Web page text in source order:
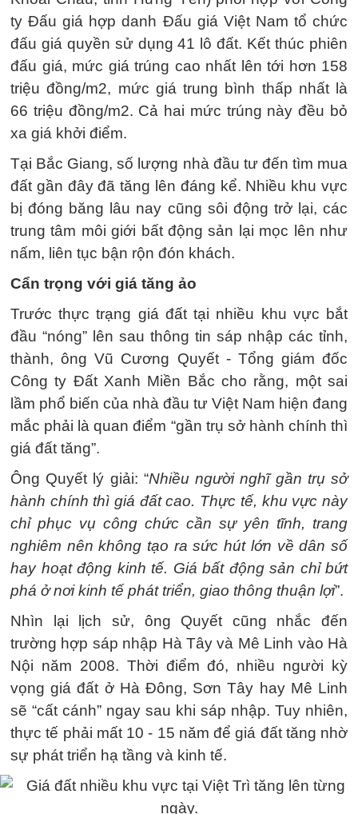
ty Đấu giá hợp danh Đấu giá Việt Nam tổ chức
đấu giá quyền sử dụng 41 lô đất. Kết thúc phiên
đấu giá, mức giá trúng cao nhất lên tới hơn 158
triệu đồng/m2, mức giá trung bình thấp nhất là
66 triệu đồng/m2. Cả hai mức trúng này đều bỏ
xa giá khởi điểm.
Tại Bắc Giang, số lượng nhà đầu tư đến tìm mua
đất gần đây đã tăng lên đáng kể. Nhiều khu vực
bị đóng băng lâu nay cũng sôi động trở lại, các
trung tâm môi giới bất động sản lại mọc lên như
nấm, liên tục bận rộn đón khách.
Cẩn trọng với giá tăng ảo
Trước thực trạng giá đất tại nhiều khu vực bắt
đầu “nóng” lên sau thông tin sáp nhập các tỉnh,
thành, ông Vũ Cương Quyết - Tổng giám đốc
Công ty Đất Xanh Miền Bắc cho rằng, một sai
lầm phổ biến của nhà đầu tư Việt Nam hiện đang
mắc phải là quan điểm “gần trụ sở hành chính thì
giá đất tăng”.
Ông Quyết lý giải: “Nhiều người nghĩ gần trụ sở
hành chính thì giá đất cao. Thực tế, khu vực này
chỉ phục vụ công chức cần sự yên tĩnh, trang
nghiêm nên không tạo ra sức hút lớn về dân số
hay hoạt động kinh tế. Giá bất động sản chỉ bứt
phá ở nơi kinh tế phát triển, giao thông thuận lợi”.
Nhìn lại lịch sử, ông Quyết cũng nhắc đến
trường hợp sáp nhập Hà Tây và Mê Linh vào Hà
Nội năm 2008. Thời điểm đó, nhiều người kỳ
vọng giá đất ở Hà Đông, Sơn Tây hay Mê Linh
sẽ “cất cánh” ngay sau khi sáp nhập. Tuy nhiên,
thực tế phải mất 10 - 15 năm để giá đất tăng nhờ
sự phát triển hạ tầng và kinh tế.